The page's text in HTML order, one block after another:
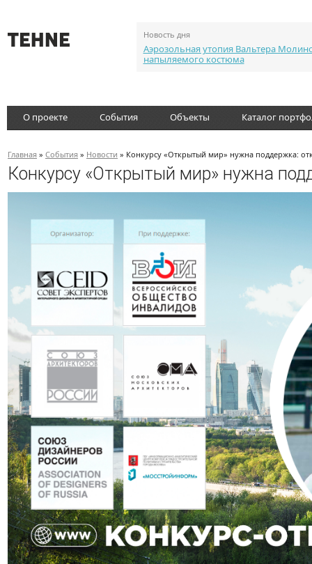
Новость дня
Аэрозольная утопия Вальтера
напыляемого костюма
О проекте События Объекты Каталог
Главная » События » Новости » Конкурсу «Открытый мир» нужна поддержка:
Конкурсу «Открытый мир» нужна